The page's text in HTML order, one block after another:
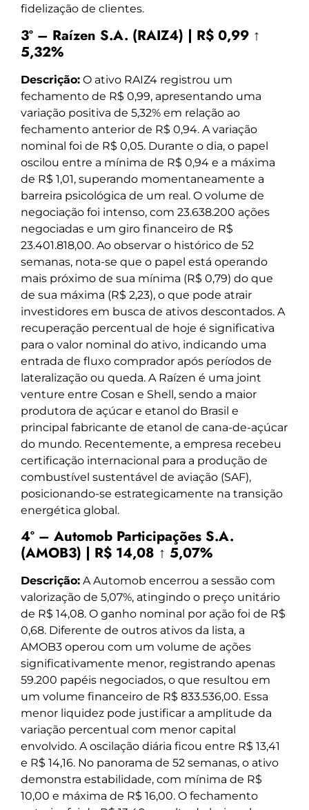
fidelização de clientes.
3º – Raízen S.A. (RAIZ4) | R$ 0,99 ↑
5,32%
Descrição: O ativo RAIZ4 registrou um
fechamento de R$ 0,99, apresentando uma
variação positiva de 5,32% em relação ao
fechamento anterior de R$ 0,94. A variação
nominal foi de R$ 0,05. Durante o dia, o papel
oscilou entre a mínima de R$ 0,94 e a máxima
de R$ 1,01, superando momentaneamente a
barreira psicológica de um real. O volume de
negociação foi intenso, com 23.638.200 ações
negociadas e um giro financeiro de R$
23.401.818,00. Ao observar o histórico de 52
semanas, nota-se que o papel está operando
mais próximo de sua mínima (R$ 0,79) do que
de sua máxima (R$ 2,23), o que pode atrair
investidores em busca de ativos descontados. A
recuperação percentual de hoje é significativa
para o valor nominal do ativo, indicando uma
entrada de fluxo comprador após períodos de
lateralização ou queda. A Raízen é uma joint
venture entre Cosan e Shell, sendo a maior
produtora de açúcar e etanol do Brasil e
principal fabricante de etanol de cana-de-açúcar
do mundo. Recentemente, a empresa recebeu
certificação internacional para a produção de
combustível sustentável de aviação (SAF),
posicionando-se estrategicamente na transição
energética global.
4º – Automob Participações S.A.
(AMOB3) | R$ 14,08 ↑ 5,07%
Descrição: A Automob encerrou a sessão com
valorização de 5,07%, atingindo o preço unitário
de R$ 14,08. O ganho nominal por ação foi de R$
0,68. Diferente de outros ativos da lista, a
AMOB3 operou com um volume de ações
significativamente menor, registrando apenas
59.200 papéis negociados, o que resultou em
um volume financeiro de R$ 833.536,00. Essa
menor liquidez pode justificar a amplitude da
variação percentual com menor capital
envolvido. A oscilação diária ficou entre R$ 13,41
e R$ 14,16. No panorama de 52 semanas, o ativo
demonstra estabilidade, com mínima de R$
10,00 e máxima de R$ 16,00. O fechamento